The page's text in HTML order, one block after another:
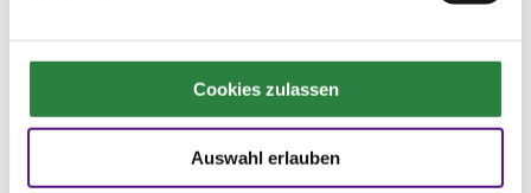
Cookies zulassen
Auswahl erlauben
Zur Übersicht aller Ausgaben
 Nächster Artikel
Namen und Nachrichten